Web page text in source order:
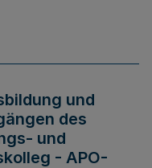
und
des
und
- APO-